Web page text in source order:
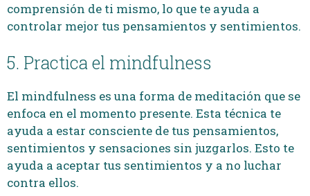
comprensión de ti mismo, lo que te ayuda a
controlar mejor tus pensamientos y sentimientos.
5. Practica el mindfulness
El mindfulness es una forma de meditación que se
enfoca en el momento presente. Esta técnica te
ayuda a estar consciente de tus pensamientos,
sentimientos y sensaciones sin juzgarlos. Esto te
ayuda a aceptar tus sentimientos y a no luchar
contra ellos.